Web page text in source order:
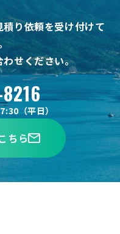
り依頼を受け付けて
わせください。
（平日）
ちら